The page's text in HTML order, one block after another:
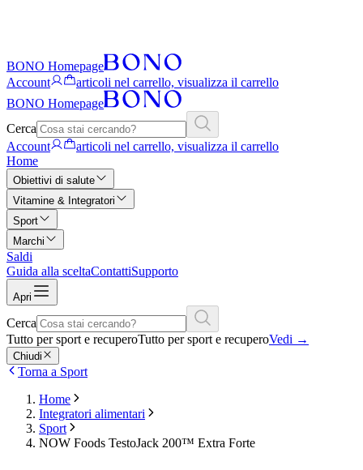
BONO Homepage
Account
articoli nel carrello, visualizza il carrello
BONO Homepage
Cerca
Account
articoli nel carrello, visualizza il carrello
Home
Obiettivi di salute
Vitamine & Integratori
Sport
Marchi
Saldi
Guida alla sceltaContattiSupporto
Apri
Cerca
Tutto per sport e recuperoTutto per sport e recuperoVedi →
Chiudi
Torna a Sport
Home
Integratori alimentari
Sport
NOW Foods TestoJack 200™ Extra Forte